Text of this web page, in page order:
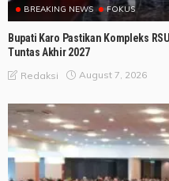
BREAKING NEWS FOKUS
Bupati Karo Pastikan Kompleks
Tuntas Akhir 2027
Redaksi August 7, 2026